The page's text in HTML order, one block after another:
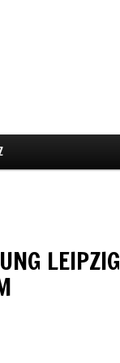
LEIPZIG